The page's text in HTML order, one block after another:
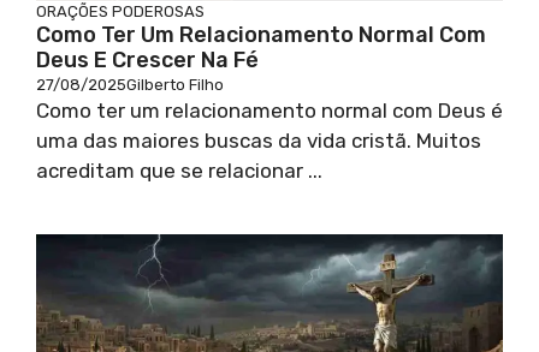
ORAÇÕES PODEROSAS
Como Ter Um Relacionamento Normal Com
Deus E Crescer Na Fé
27/08/2025Gilberto Filho
Como ter um relacionamento normal com Deus é
uma das maiores buscas da vida cristã. Muitos
acreditam que se relacionar ...